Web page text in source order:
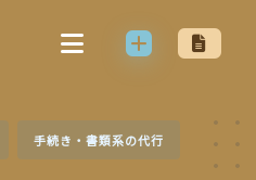
手続き・書類系の代行